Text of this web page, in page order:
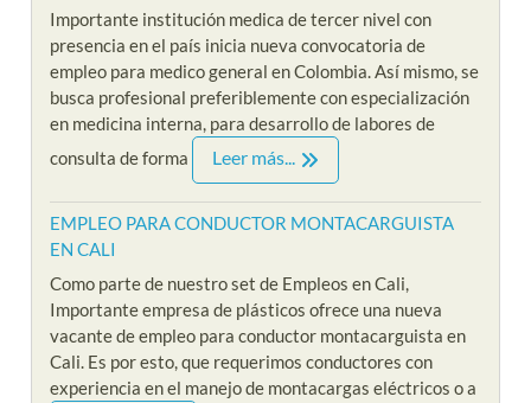
Importante institución medica de tercer nivel con
presencia en el país inicia nueva convocatoria de
empleo para medico general en Colombia. Así mismo, se
busca profesional preferiblemente con especialización
en medicina interna, para desarrollo de labores de
consulta de forma
Leer más...
EMPLEO PARA CONDUCTOR MONTACARGUISTA
EN CALI
Como parte de nuestro set de Empleos en Cali,
Importante empresa de plásticos ofrece una nueva
vacante de empleo para conductor montacarguista en
Cali. Es por esto, que requerimos conductores con
experiencia en el manejo de montacargas eléctricos o a